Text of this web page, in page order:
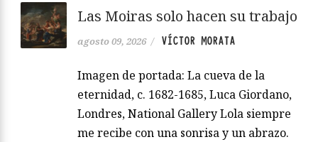
Las Moiras solo hacen su trabajo
agosto 09, 2026 / VÍCTOR MORATA
Imagen de portada: La cueva de la
eternidad, c. 1682-1685, Luca Giordano,
Londres, National Gallery Lola siempre
me recibe con una sonrisa y un abrazo.